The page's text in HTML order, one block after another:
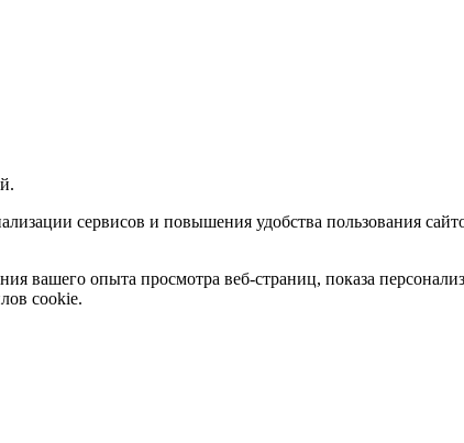
сервисов и повышения удобства пользования
вашего опыта просмотра веб-страниц, показа
cookie.